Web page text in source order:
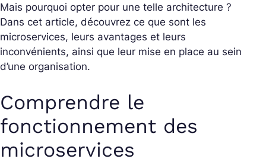
Mais pourquoi opter pour une telle architecture ?
Dans cet article, découvrez ce que sont les
microservices, leurs avantages et leurs
inconvénients, ainsi que leur mise en place au sein
d’une organisation.
Comprendre le
fonctionnement des
microservices